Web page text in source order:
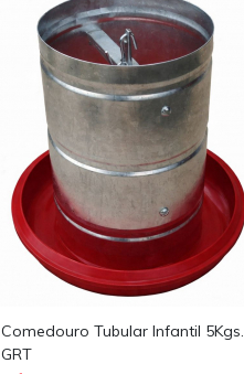
Comedouro Tubular Infantil 5Kgs.
GRT